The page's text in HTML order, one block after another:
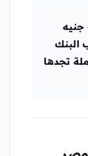
49.35 جنيه
تجدها